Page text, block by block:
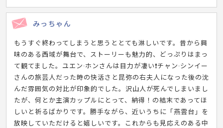
みっちゃん
もうすぐ終わってしまうと思うととても淋しいです。昔から興
味のある西域が舞台で、ストーリーも魅力的、どっぷりはまっ
て観てました。ユエン·ホンさんは目力が凄い❗️チャン·シンイー
さんの旅芸人だった時の快活さと昆弥の右夫人になった後の沈
んだ雰囲気の対比が印象的でした。沢山人が死んでしまいまし
たが、何とか主演カップルにとって、納得！の結末であってほ
しいと祈るばかりです。勝手ながら、近いうちに「燕雲台」を
放映していただけると嬉しいです。これからも見応えのある中